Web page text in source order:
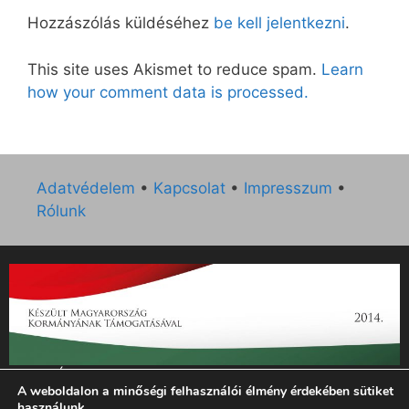
Hozzászólás küldéséhez be kell jelentkezni.
This site uses Akismet to reduce spam. Learn
how your comment data is processed.
Adatvédelem • Kapcsolat • Impresszum •
Rólunk
„Az Új Ember katolikus hetilap 2014. évi működésének
támogatását az EGYH-KCP-14-P-0121 sz. támogatási
A weboldalon a minőségi felhasználói élmény érdekében sütiket